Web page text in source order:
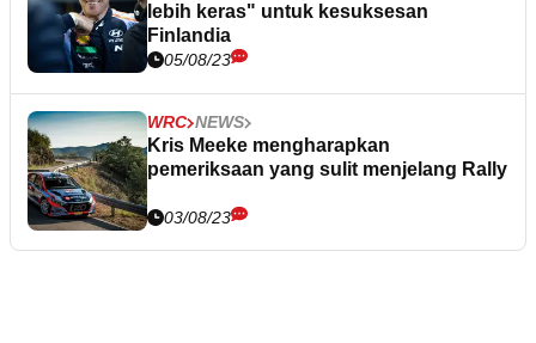
lebih keras" untuk kesuksesan
Finlandia
05/08/23
WRC NEWS
Kris Meeke mengharapkan
pemeriksaan yang sulit menjelang Rally
03/08/23